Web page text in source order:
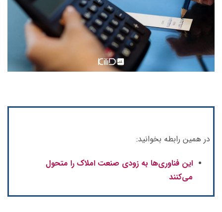
در همین رابطه بخوانید:
این فناوری‌ها به زودی صنعت املاک را متحول
می‌کنند